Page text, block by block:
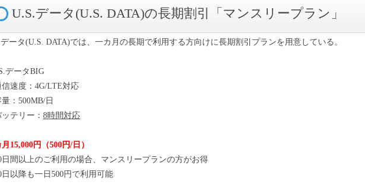
U.S.データ(U.S. DATA)の長期割引「マンスリープラン」
ータ(U.S. DATA)では、一カ月の長期で利用する方向けに長期割引プランを用意している。
データBIG
信速度：4G/LTE対応
量：500MB/日
ッテリー： 8時間対応
15,000円（500円/日）
間以上のご利用の場合、マンスリープランの方がお得
以降も一日500円で利用可能